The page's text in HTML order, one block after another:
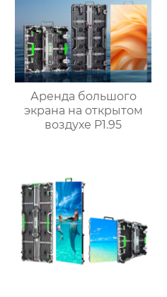
Аренда большого
экрана на открытом
воздухе P1.95